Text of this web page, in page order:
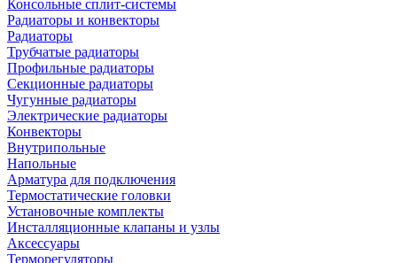
Консольные сплит-системы
Радиаторы и конвекторы
Радиаторы
Трубчатые радиаторы
Профильные радиаторы
Секционные радиаторы
Чугунные радиаторы
Электрические радиаторы
Конвекторы
Внутрипольные
Напольные
Арматура для подключения
Термостатические головки
Установочные комплекты
Инсталляционные клапаны и узлы
Аксессуары
Терморегуляторы